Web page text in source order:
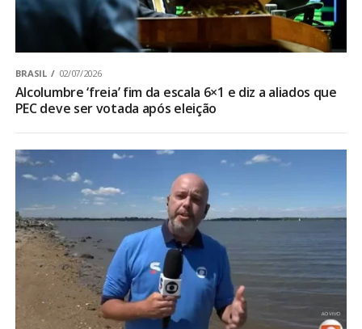
BRASIL 02/07/2026
Alcolumbre ‘freia’ fim da escala 6×1 e diz a aliados que
PEC deve ser votada após eleição